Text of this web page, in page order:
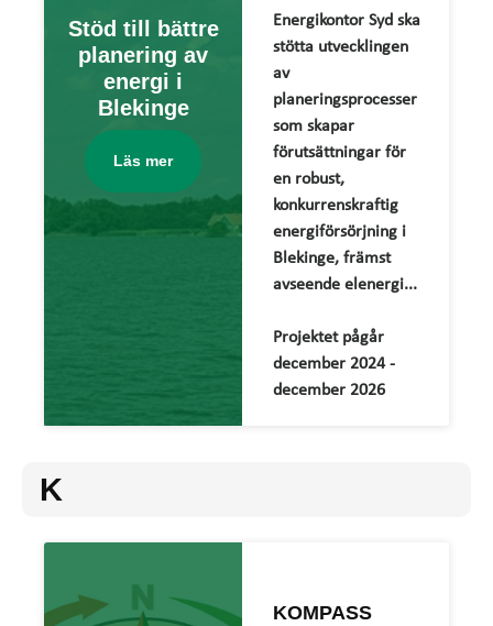
Stöd till bättre
planering av
energi i
Blekinge
Läs mer
Energikontor Syd ska
stötta utvecklingen
av
planeringsprocesser
som skapar
förutsättningar för
en robust,
konkurrenskraftig
energiförsörjning i
Blekinge, främst
avseende elenergi...
Projektet pågår
december 2024 -
december 2026
K
KOMPASS